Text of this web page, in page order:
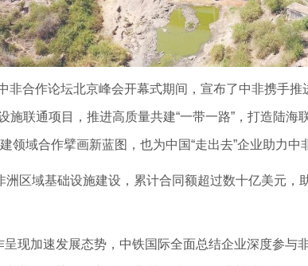
作论坛北京峰会开幕式期间，宣布了中非携手推
施联通项目，推进高质量共建“一带一路”，打造陆
领域合作擘画新蓝图，也为中国“走出去”企业助力中
域基础设施建设，累计合同额超过数十亿美元，
加速发展态势，中铁国际全面总结企业深度参与